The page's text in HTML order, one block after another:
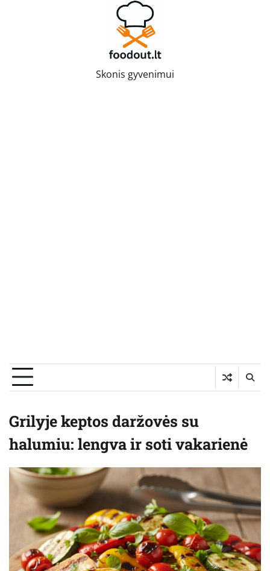
Skonis gyvenimui
Grilyje keptos daržovės su
halumiu: lengva ir soti vakarienė